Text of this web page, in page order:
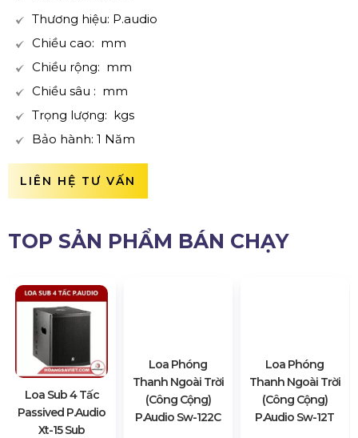
Thương hiệu: P.audio
Chiều cao: mm
Chiều rộng: mm
Chiều sâu : mm
Trọng lượng: kgs
Bảo hành: 1 Năm
LIÊN HỆ TƯ VẤN
TOP SẢN PHẨM BÁN CHẠY
Loa Sub 4 Tấc
Passived P.audio
Xt-15 Sub
Loa Phóng
Thanh Ngoài Trời
(Công Cộng)
P.audio Sw-122C
Loa Phóng
Thanh Ngoài Trời
(Công Cộng)
P.audio Sw-12T